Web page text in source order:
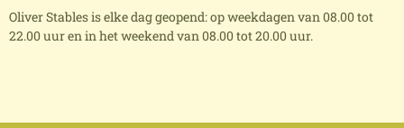
Oliver Stables is elke dag geopend: op weekdagen van 08.00 tot
22.00 uur en in het weekend van 08.00 tot 20.00 uur.